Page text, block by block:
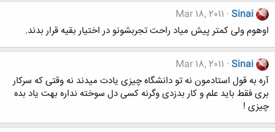
Sinai
Mar 18, 2011
اوهوم ولی کمتر پیش میاد راحت تجربشونو در اختیار بقیه قرار بدند.
Sinai
Mar 18, 2011
آره به قول استادمون نه تو دانشگاه چیزی یادت میدند نه وقتی که سرکار
بری فقط باید علم و کار بدزدی وگرنه کسی دل سوخته نداره بهت یاد بده
چیزی !